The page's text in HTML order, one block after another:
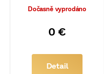
Dočasně vyprodáno
0 €
Detail